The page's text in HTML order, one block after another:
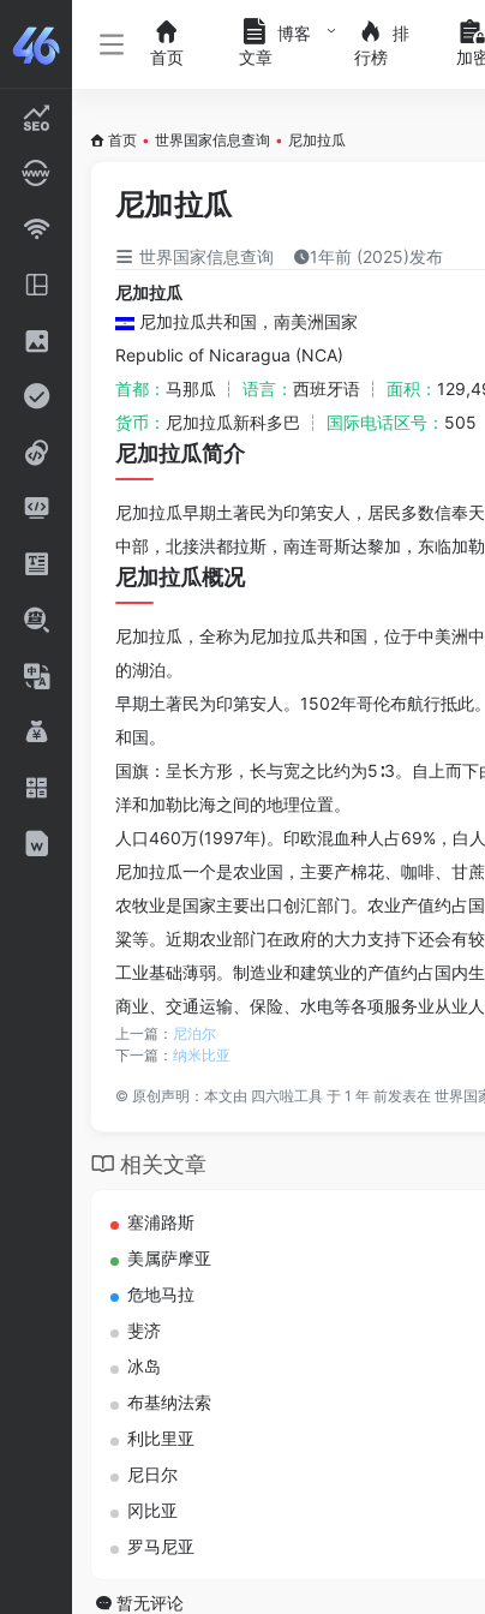
首页
博客
文章
排
行榜
加
首页 • 世界国家信息查询 • 尼加拉瓜
尼加拉瓜
世界国家信息查询 1年前 (2025)发布
尼加拉瓜
尼加拉瓜共和国，南美洲国家
Republic of Nicaragua (NCA)
首都： 马那瓜 ┆ 语言： 西班牙语 ┆ 面积：
货币： 尼加拉瓜新科多巴 ┆ 国际电话区号： 505
尼加拉瓜简介
尼加拉瓜早期土著民为印第安人，居民多数信奉
中部，北接洪都拉斯，南连哥斯达黎加，东临加
尼加拉瓜概况
尼加拉瓜，全称为尼加拉瓜共和国，位于中美洲
的湖泊。
早期土著民为印第安人。1502年哥伦布航行抵
和国。
国旗：呈长方形，长与宽之比约为5∶3。自上而
洋和加勒比海之间的地理位置。
人口460万(1997年)。印欧混血种人占69%，白
尼加拉瓜一个是农业国，主要产棉花、咖啡、甘
农牧业是国家主要出口创汇部门。农业产值约占
粱等。近期农业部门在政府的大力支持下还会有较
工业基础薄弱。制造业和建筑业的产值约占国内
商业、交通运输、保险、水电等各项服务业从业
上一篇： 尼泊尔
下一篇： 纳米比亚
© 原创声明：本文由 四六啦工具 于 1 年 前发表在 世界国
相关文章
塞浦路斯
美属萨摩亚
危地马拉
斐济
冰岛
布基纳法索
利比里亚
尼日尔
冈比亚
罗马尼亚
暂无评论